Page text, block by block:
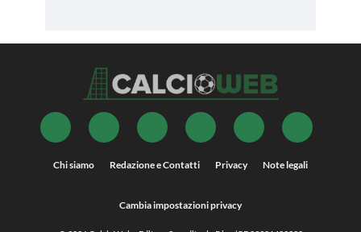
Chi siamo Redazione e Contatti Privacy Note legali
Cambia impostazioni privacy